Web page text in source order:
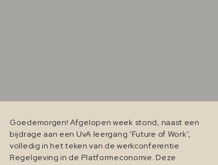
Goedemorgen! Afgelopen week stond, naast een
bijdrage aan een UvA leergang ‘Future of Work’,
volledig in het teken van de werkconferentie
Regelgeving in de Platformeconomie. Deze